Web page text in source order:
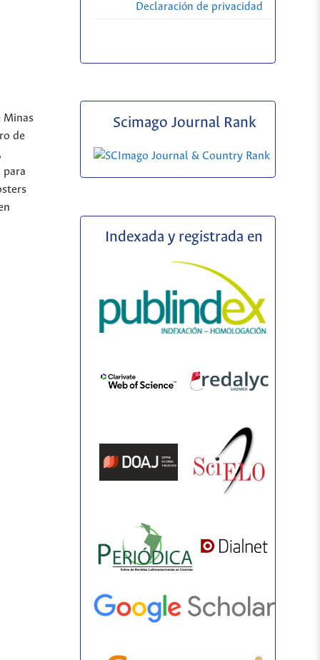
Minas
de
para
Declaración de privacidad
Scimago Journal Rank
Indexada y registrada en